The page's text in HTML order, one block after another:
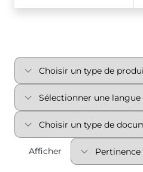
Afficher